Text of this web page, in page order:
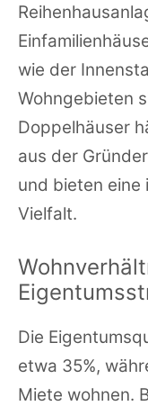
wie der
Wohngebieten
Doppelhäuser
aus der
und bieten
Vielfalt.
Die
etwa 35%,
Miete wohnen.